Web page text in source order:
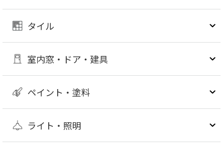
タイル
室内窓・ドア・建具
ペイント・塗料
ライト・照明